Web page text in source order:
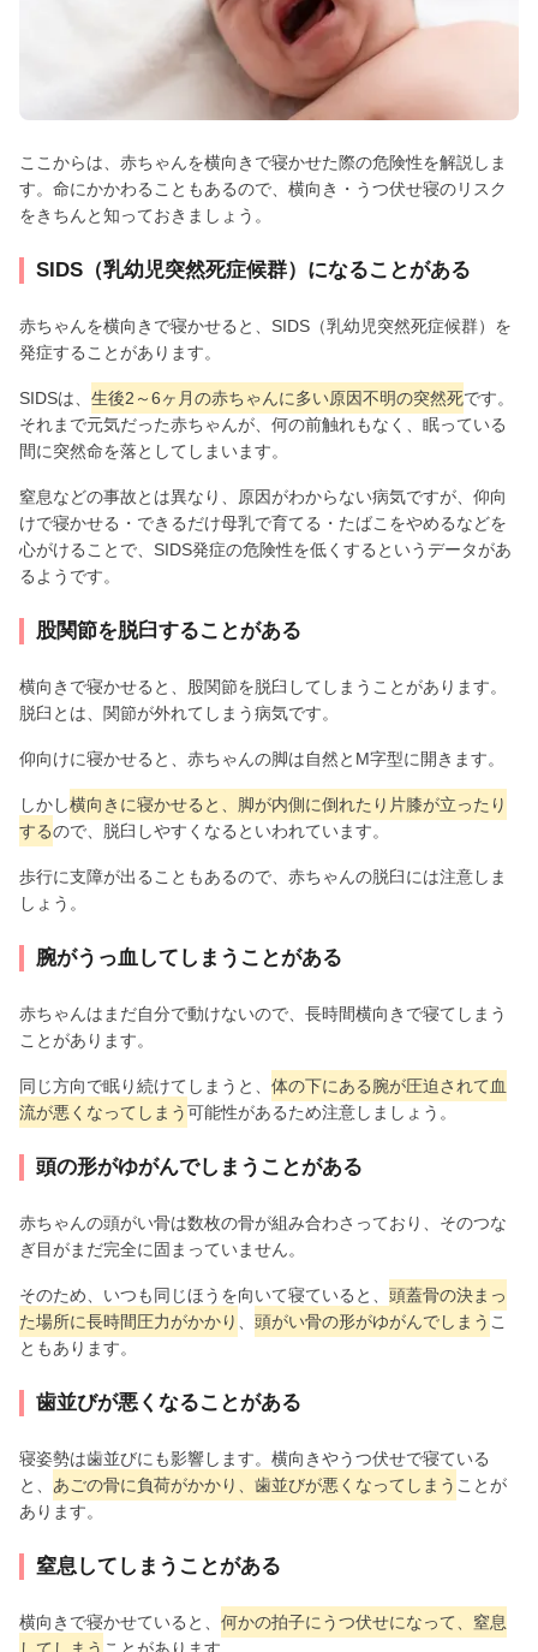
ここからは、赤ちゃんを横向きで寝かせた際の危険性を解説しま
す。命にかかわることもあるので、横向き・うつ伏せ寝のリスク
をきちんと知っておきましょう。
SIDS（乳幼児突然死症候群）になることがある
赤ちゃんを横向きで寝かせると、SIDS（乳幼児突然死症候群）を
発症することがあります。
SIDSは、 生後2～6ヶ月の赤ちゃんに多い原因不明の突然死です。
それまで元気だった赤ちゃんが、何の前触れもなく、眠っている
間に突然命を落としてしまいます。
窒息などの事故とは異なり、原因がわからない病気ですが、仰向
けで寝かせる・できるだけ母乳で育てる・たばこをやめるなどを
心がけることで、SIDS発症の危険性を低くするというデータがあ
るようです。
股関節を脱臼することがある
横向きで寝かせると、股関節を脱臼してしまうことがあります。
脱臼とは、関節が外れてしまう病気です。
仰向けに寝かせると、赤ちゃんの脚は自然とM字型に開きます。
しかし横向きに寝かせると、脚が内側に倒れたり片膝が立ったり
するので、脱臼しやすくなるといわれています。
歩行に支障が出ることもあるので、赤ちゃんの脱臼には注意しま
しょう。
腕がうっ血してしまうことがある
赤ちゃんはまだ自分で動けないので、長時間横向きで寝てしまう
ことがあります。
同じ方向で眠り続けてしまうと、 体の下にある腕が圧迫されて血
流が悪くなってしまう可能性があるため注意しましょう。
頭の形がゆがんでしまうことがある
赤ちゃんの頭がい骨は数枚の骨が組み合わさっており、そのつな
ぎ目がまだ完全に固まっていません。
そのため、いつも同じほうを向いて寝ていると、 頭蓋骨の決まっ
た場所に長時間圧力がかかり
頭がい骨の形がゆがんでしまう こ
ともあります。
歯並びが悪くなることがある
寝姿勢は歯並びにも影響します。横向きやうつ伏せで寝ている
と、 あごの骨に負荷がかかり、歯並びが悪くなってしまう ことが
あります。
窒息してしまうことがある
横向きで寝かせていると、 何かの拍子にうつ伏せになって、窒息
してしまう ことがあります。